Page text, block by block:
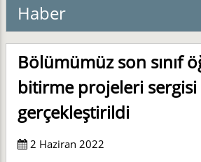
Haber
Bölümümüz son sınıf
bitirme projeleri sergisi
gerçekleştirildi
2 Haziran 2022